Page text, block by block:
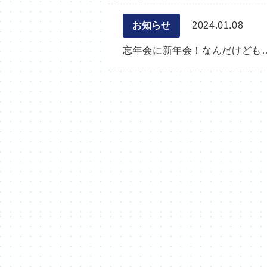
お知らせ 2024.01.08
忘年会に新年会！なんだけど